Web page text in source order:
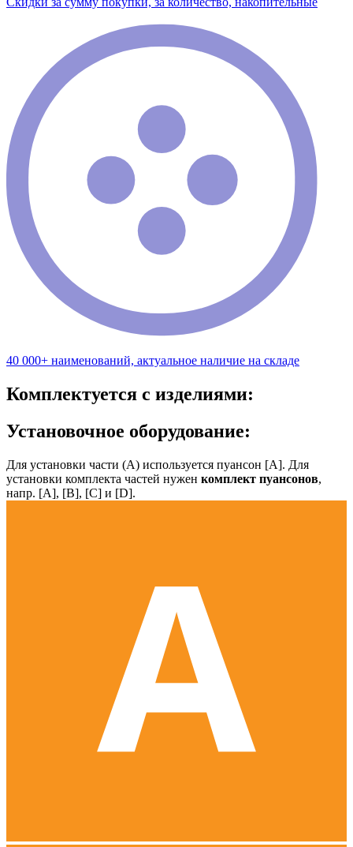
40 000+ наименований, актуальное наличие на складе
Комплектуется с изделиями:
Установочное оборудование:
Для установки части (А) используется пуансон [А]. Для
установки комплекта частей нужен комплект пуансонов,
напр. [А], [B], [С] и [D].